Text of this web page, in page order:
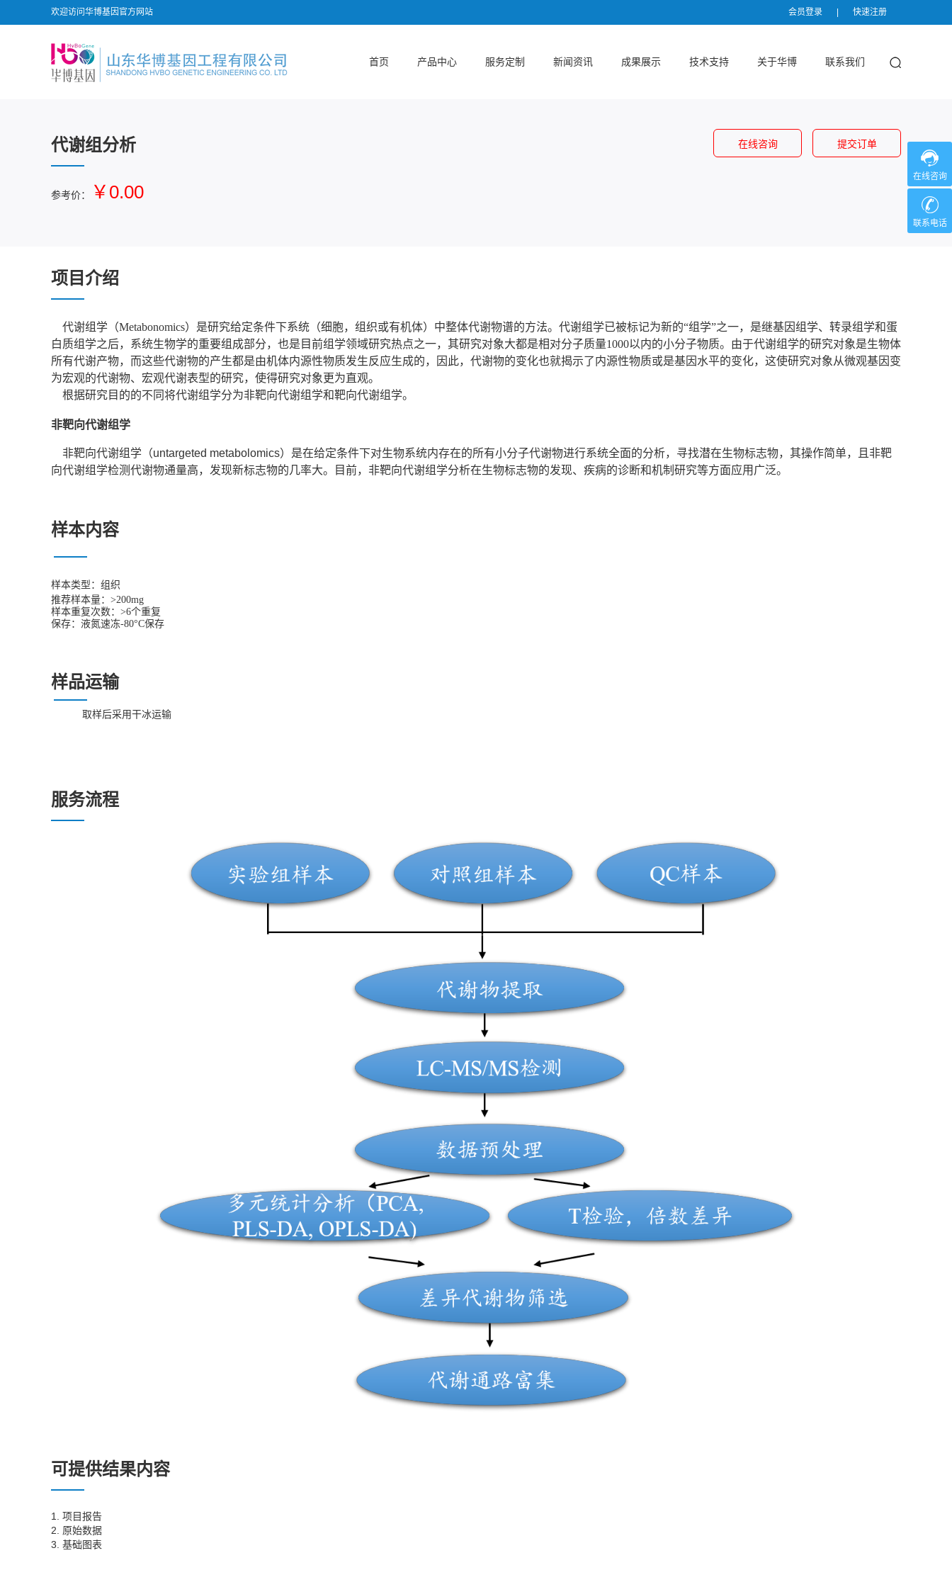
欢迎访问华博基因官方网站 会员登录 快速注册
首页 产品中心 服务定制 新闻资讯 成果展示 技术支持 关于华博 联系我们
代谢组分析
参考价： ￥0.00
提交订单
在线咨询
项目介绍
代谢组学（Metabonomics）是研究给定条件下系统（细胞，组织或有机体）中整体代谢物谱的方法。代谢组学已被标记为新的“组学”之一，是继基因组学、转录组学和蛋
白质组学之后，系统生物学的重要组成部分，也是目前组学领域研究热点之一，其研究对象大都是相对分子质量1000以内的小分子物质。由于代谢组学的研究对象是生物体
所有代谢产物，而这些代谢物的产生都是由机体内源性物质发生反应生成的，因此，代谢物的变化也就揭示了内源性物质或是基因水平的变化，这使研究对象从微观基因变
为宏观的代谢物、宏观代谢表型的研究，使得研究对象更为直观。
根据研究目的的不同将代谢组学分为非靶向代谢组学和靶向代谢组学。
非靶向代谢组学
非靶向代谢组学（untargeted metabolomics）是在给定条件下对生物系统内存在的所有小分子代谢物进行系统全面的分析，寻找潜在生物标志物，其操作简单，且非靶
向代谢组学检测代谢物通量高，发现新标志物的几率大。 目前，非靶向代谢组学分析在生物标志物的发现、疾病的诊断和机制研究等方面应用广泛。
样本内容
样本类型： 组织
推荐样本量：>200mg
样本重复次数：>6个重复
保存：液氮速冻-80°C保存
样品运输
取样后采用干冰运输
服务流程
可提供结果内容
1. 项目报告
2. 原始数据
3. 基础图表
在线咨询
联系电话